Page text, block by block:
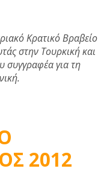
Κρατικό Βραβείο
στην Τουρκική και
συγγραφέα για τη
2012